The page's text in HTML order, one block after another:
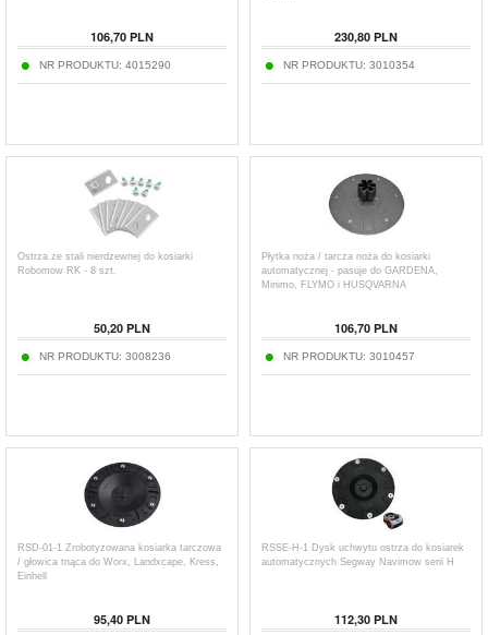
106,70 PLN
NR PRODUKTU: 4015290
230,80 PLN
NR PRODUKTU: 3010354
Ostrza ze stali nierdzewnej do kosiarki
Robomow RK - 8 szt.
50,20 PLN
NR PRODUKTU: 3008236
Płytka noża / tarcza noża do kosiarki
automatycznej - pasuje do GARDENA,
Minimo, FLYMO i HUSQVARNA
106,70 PLN
NR PRODUKTU: 3010457
RSD-01-1 Zrobotyzowana kosiarka tarczowa
/ głowica tnąca do Worx, Landxcape, Kress,
Einhell
95,40 PLN
RSSE-H-1 Dysk uchwytu ostrza do kosiarek
automatycznych Segway Navimow serii H
112,30 PLN